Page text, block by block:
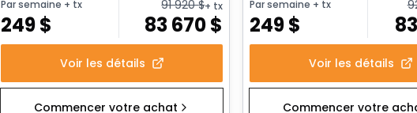
Par semaine + tx
249$
91 920$+ tx
83 670$
Voir les détails
Commencer votre achat
Par semaine + tx
249$
Voir les détails
Commencer votre